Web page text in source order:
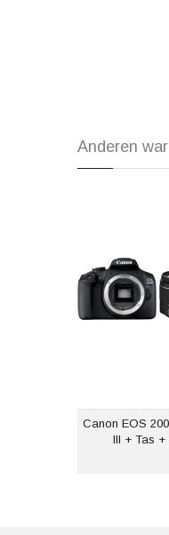
Anderen
Canon EOS
III + Tas +